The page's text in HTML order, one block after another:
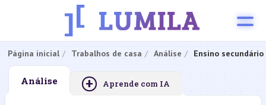
Página inicial Trabalhos de casa Análise Ensino secundário
Análise + Aprende com IA